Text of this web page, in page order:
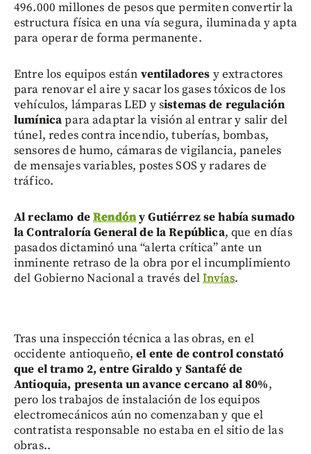
496.000 millones de pesos que permiten convertir la
estructura física en una vía segura, iluminada y apta
para operar de forma permanente.
Entre los equipos están ventiladores y extractores
para renovar el aire y sacar los gases tóxicos de los
vehículos, lámparas LED y sistemas de regulación
lumínicapara adaptar la visión al entrar y salir del
túnel, redes contra incendio, tuberías, bombas,
sensores de humo, cámaras de vigilancia, paneles
de mensajes variables, postes SOS y radares de
tráfico.
Al reclamo deRendóny Gutiérrez se había sumado
la Contraloría General de la República, que en días
pasados dictaminó una “alerta crítica” ante un
inminente retraso de la obra por el incumplimiento
del Gobierno Nacional a través delInvías.
Tras una inspección técnica a las obras, en el
occidente antioqueño,el ente de control constató
que el tramo 2, entre Giraldo y Santafé de
Antioquia, presenta un avance cercano al 80%,
pero los trabajos de instalación de los equipos
electromecánicos aún no comenzaban y que el
contratista responsable no estaba en el sitio de las
obras..